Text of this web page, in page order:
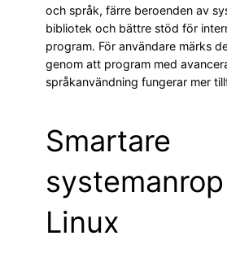
och språk, färre beroenden av
bibliotek och bättre stöd för
program. För användare märks
genom att program med
språkanvändning fungerar mer
Smartare
Linux